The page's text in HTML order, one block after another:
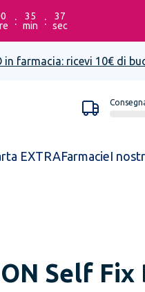
:
35
min
:
37
sec
in farmacia: ricevi 10€ di
EXTRAFarmacieI
Self Fix